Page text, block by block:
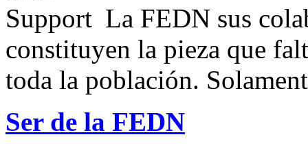
La FEDN sus
constituyen la pieza que
toda la población.
Ser de la FEDN